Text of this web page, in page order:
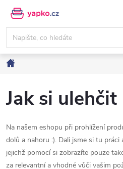
Přejít
obsah
Jak si
Na našem eshopu při prohlížení
dolů a nahoru :). Dali jsme si tu
jejichž pomocí si zobrazíte pouze
za relevantní a vhodné vůči vašim